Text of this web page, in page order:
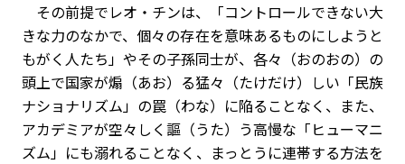
その前提でレオ・チンは、「コントロールできない大
きな力のなかで、個々の存在を意味あるものにしようと
もがく人たち」やその子孫同士が、各々（おのおの）の
頭上で国家が煽（あお）る猛々（たけだけ）しい「民族
ナショナリズム」の罠（わな）に陥ることなく、また、
アカデミアが空々しく謳（うた）う高慢な「ヒューマニ
ズム」にも溺れることなく、まっとうに連帯する方法を